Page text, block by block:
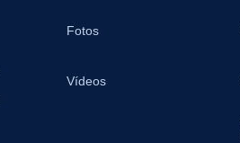
Fotos
Vídeos